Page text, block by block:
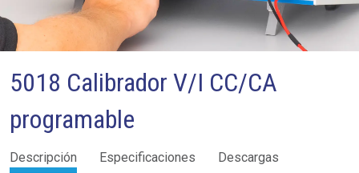
5018 Calibrador V/I CC/CA
programable
Descripción Especificaciones Descargas